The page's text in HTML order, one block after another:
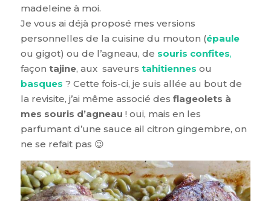
madeleine à moi.
Je vous ai déjà proposé mes versions
personnelles de la cuisine du mouton (épaule
ou gigot) ou de l’agneau, de souris confites,
façon tajine, aux saveurs tahitiennes ou
basques ? Cette fois-ci, je suis allée au bout de
la revisite, j’ai même associé des flageolets à
mes souris d’agneau ! oui, mais en les
parfumant d’une sauce ail citron gingembre, on
ne se refait pas 😉